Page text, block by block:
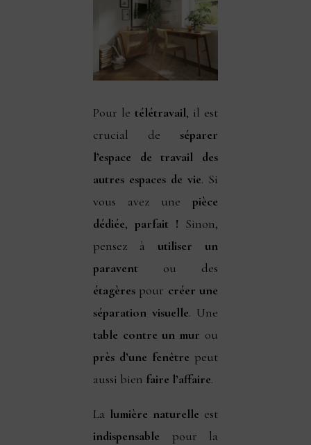
Pour le télétravail, il est
crucial de séparer
l’espace de travail des
autres espaces de vie. Si
vous avez une pièce
dédiée,parfait ! Sinon,
pensez à utiliser un
paravent ou des
étagères pour créer une
séparation visuelle. Une
table contre un mur ou
près d’une fenêtre peut
aussi bien faire l’affaire.
La lumière naturelle est
indispensable pour la